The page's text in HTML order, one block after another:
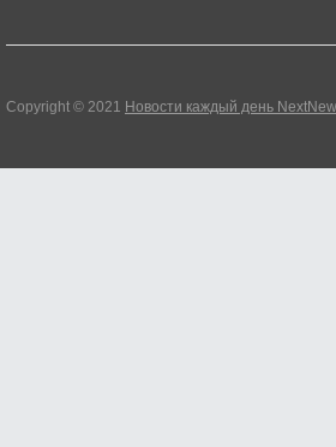
Copyright © 2021 Новости каждый день